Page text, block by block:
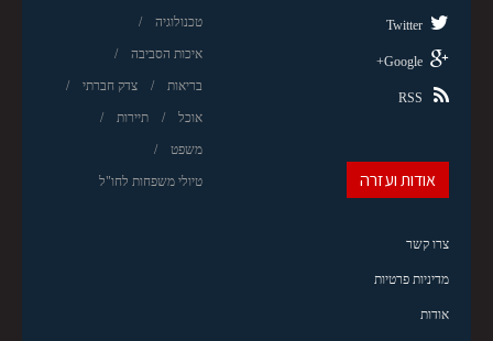
טכנולוגיה
איכות הסביבה
בריאות צדק חברתי
אוכל תיירות
משפט
טיולי משפחות לחו"ל
Twitter
Google+
RSS
אודות ועזרה
צרו קשר
מדיניות פרטיות
אודות